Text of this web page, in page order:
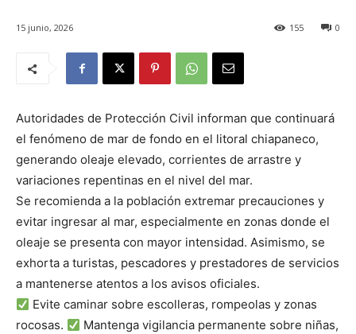
15 junio, 2026 0
155
Autoridades de Protección Civil informan que continuará
el fenómeno de mar de fondo en el litoral chiapaneco,
generando oleaje elevado, corrientes de arrastre y
variaciones repentinas en el nivel del mar.
Se recomienda a la población extremar precauciones y
evitar ingresar al mar, especialmente en zonas donde el
oleaje se presenta con mayor intensidad. Asimismo, se
exhorta a turistas, pescadores y prestadores de servicios
a mantenerse atentos a los avisos oficiales.
Evite caminar sobre escolleras, rompeolas y zonas
rocosas.
Mantenga vigilancia permanente sobre niñas,